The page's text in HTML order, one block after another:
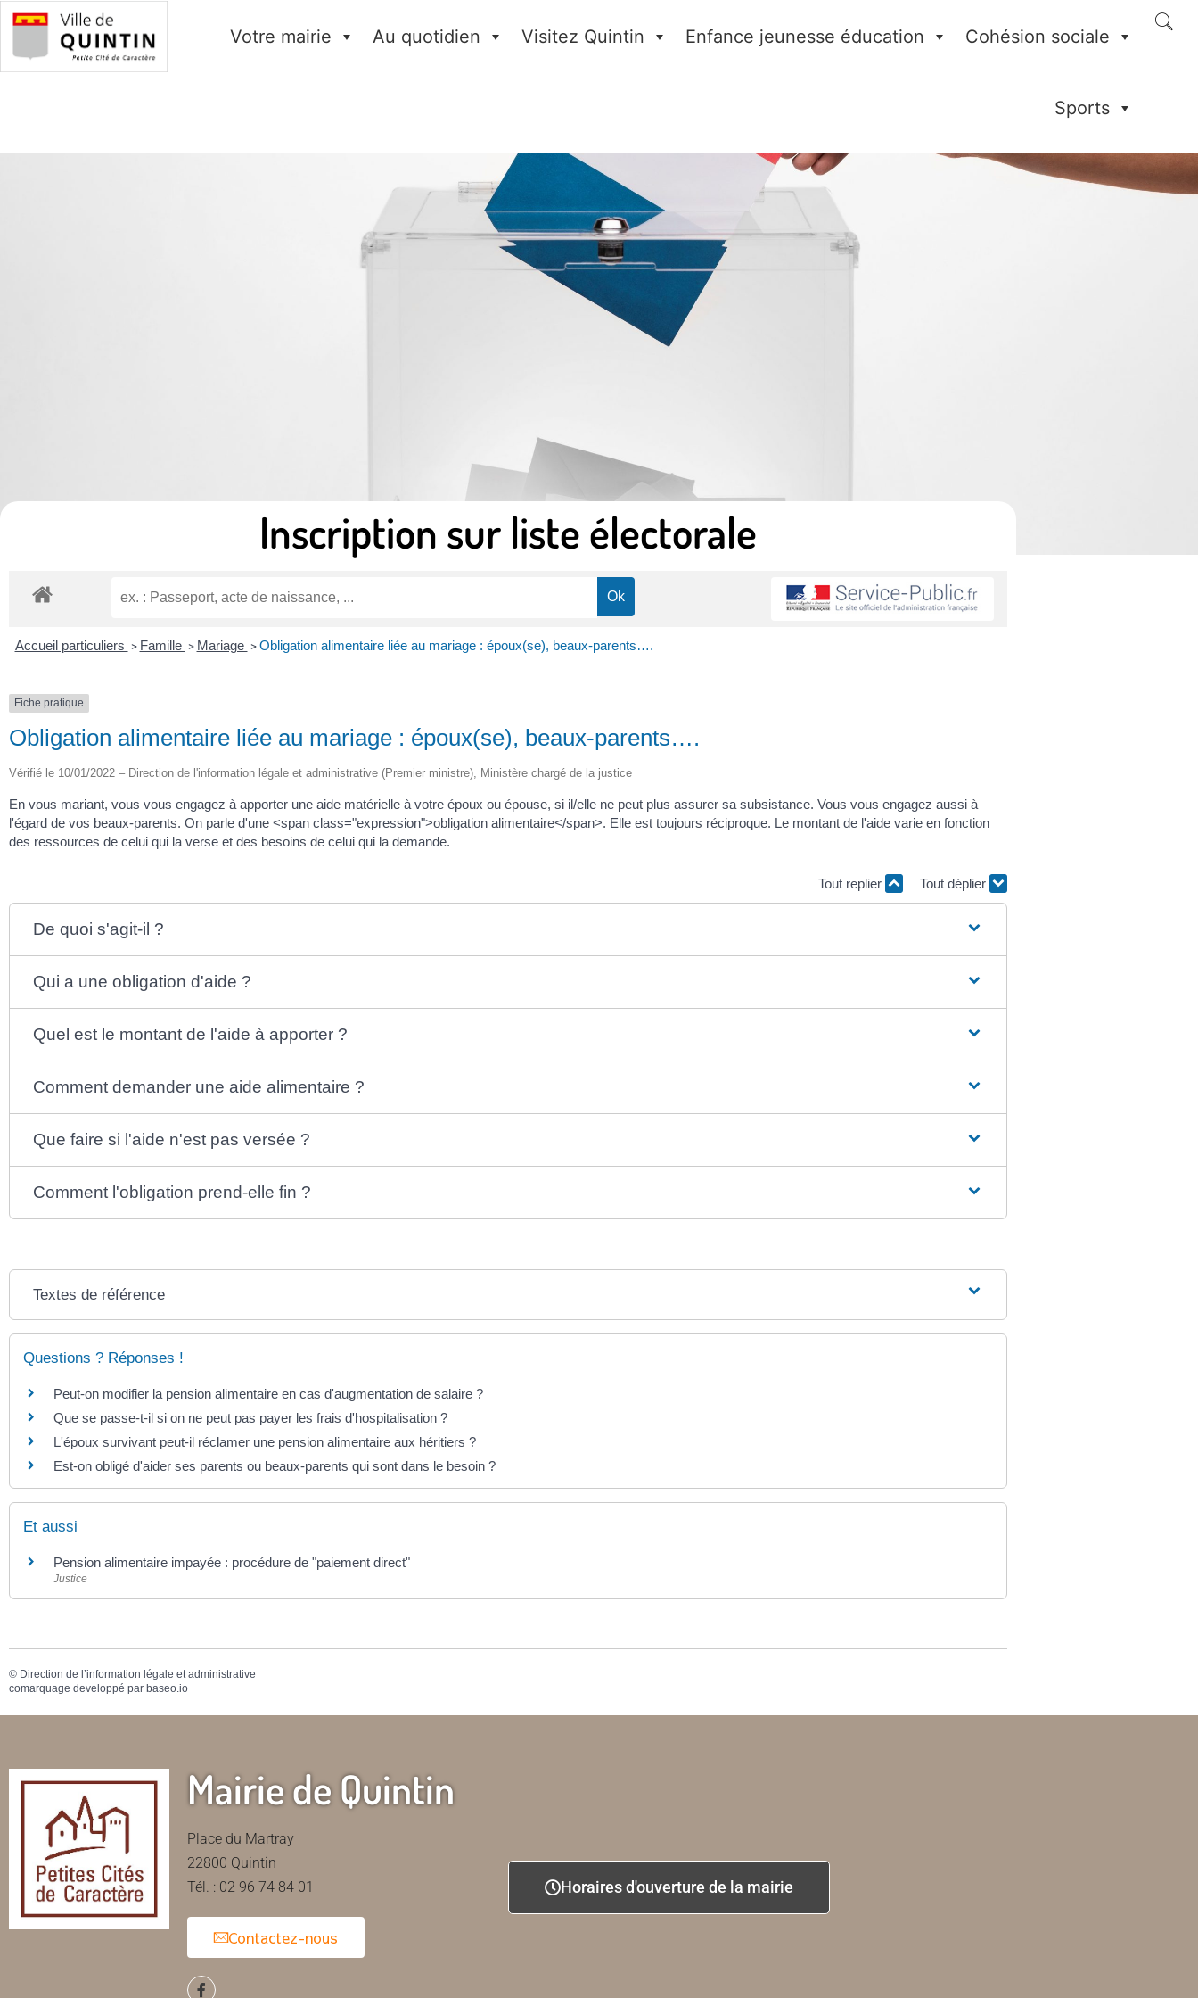
Votre mairie Au quotidien Visitez Quintin Enfance jeunesse éducation Cohésion sociale
Sports
Inscription sur liste électorale
Accueil particuliers > Famille > Mariage > Obligation alimentaire liée au mariage : époux(se), beaux-parents….
Fiche pratique
Obligation alimentaire liée au mariage : époux(se), beaux-parents….
Vérifié le 10/01/2022 – Direction de l'information légale et administrative (Premier ministre), Ministère chargé de la justice
En vous mariant, vous vous engagez à apporter une aide matérielle à votre époux ou épouse, si il/elle ne peut plus assurer sa subsistance. Vous vous engagez aussi à
l'égard de vos beaux-parents. On parle d'une <span class="expression">obligation alimentaire</span>. Elle est toujours réciproque. Le montant de l'aide varie en fonction
des ressources de celui qui la verse et des besoins de celui qui la demande.
Tout replier Tout déplier
De quoi s'agit-il ?
Qui a une obligation d'aide ?
Quel est le montant de l'aide à apporter ?
Comment demander une aide alimentaire ?
Que faire si l'aide n'est pas versée ?
Comment l'obligation prend-elle fin ?
Textes de référence
Questions ? Réponses !
Peut-on modifier la pension alimentaire en cas d'augmentation de salaire ?
Que se passe-t-il si on ne peut pas payer les frais d'hospitalisation ?
L'époux survivant peut-il réclamer une pension alimentaire aux héritiers ?
Est-on obligé d'aider ses parents ou beaux-parents qui sont dans le besoin ?
Et aussi
Pension alimentaire impayée : procédure de "paiement direct"
Justice
© Direction de l’information légale et administrative
comarquage developpé par baseo.io
Mairie de Quintin
Place du Martray
22800 Quintin
Tél. : 02 96 74 84 01
Contactez-nous
Horaires d'ouverture de la mairie